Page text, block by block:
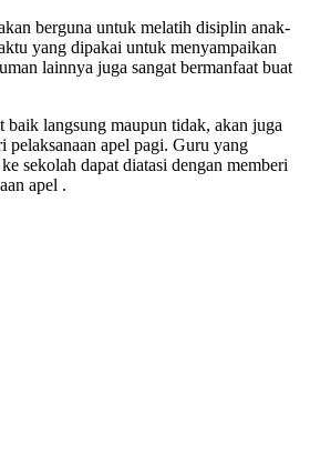
berguna untuk melatih disiplin anak-
yang dipakai untuk menyampaikan
lainnya juga sangat bermanfaat buat
langsung maupun tidak, akan juga
pelaksanaan apel pagi. Guru yang
sekolah dapat diatasi dengan memberi
apel .